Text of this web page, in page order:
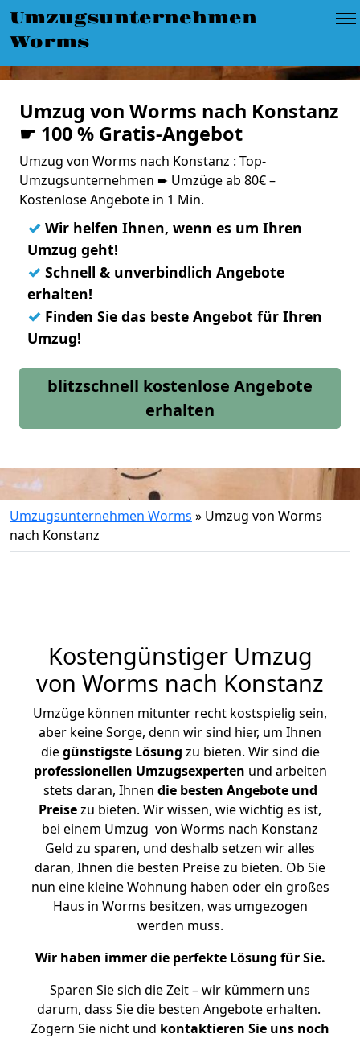
Umzugsunternehmen
Worms
Umzug von Worms nach Konstanz
☛ 100 % Gratis-Angebot
Umzug von Worms nach Konstanz : Top-
Umzugsunternehmen ➨ Umzüge ab 80€ –
Kostenlose Angebote in 1 Min.
✓ Wir helfen Ihnen, wenn es um Ihren
Umzug geht!
✓ Schnell & unverbindlich Angebote
erhalten!
✓ Finden Sie das beste Angebot für Ihren
Umzug!
blitzschnell kostenlose Angebote
erhalten
Umzugsunternehmen Worms » Umzug von Worms
nach Konstanz
Kostengünstiger Umzug
von Worms nach Konstanz
Umzüge können mitunter recht kostspielig sein,
aber keine Sorge, denn wir sind hier, um Ihnen
diegünstigste Lösung zu bieten. Wir sind die
professionellen Umzugsexperten und arbeiten
stets daran, Ihnen die besten Angebote und
Preisezu bieten. Wir wissen, wie wichtig es ist,
bei einem Umzug von Worms nach Konstanz
Geld zu sparen, und deshalb setzen wir alles
daran, Ihnen die besten Preise zu bieten. Ob Sie
nun eine kleine Wohnung haben oder ein großes
Haus in Worms besitzen, was umgezogen
werden muss.
Wir haben immer die perfekte Lösung für Sie.
Sparen Sie sich die Zeit – wir kümmern uns
darum, dass Sie die besten Angebote erhalten.
Zögern Sie nicht und kontaktieren Sie uns noch